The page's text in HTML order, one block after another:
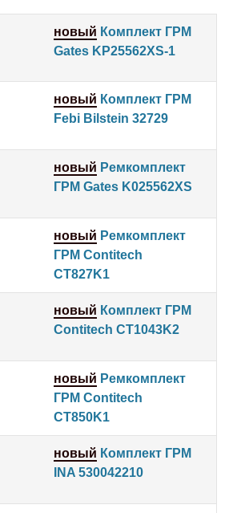
новый Комплект ГРМ
Gates KP25562XS-1
новый Комплект ГРМ
Febi Bilstein 32729
новый Ремкомплект
ГРМ Gates K025562XS
новый Ремкомплект
ГРМ Contitech
CT827K1
новый Комплект ГРМ
Contitech CT1043K2
новый Ремкомплект
ГРМ Contitech
CT850K1
новый Комплект ГРМ
INA 530042210